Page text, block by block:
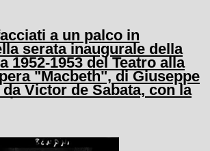
a un palco in
serata inaugurale della
1952-1953 del Teatro alla
"Macbeth", di Giuseppe
Victor de Sabata, con la